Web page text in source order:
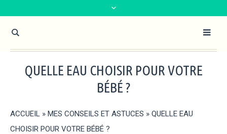
QUELLE EAU CHOISIR POUR VOTRE
BÉBÉ ?
ACCUEIL » MES CONSEILS ET ASTUCES » QUELLE EAU
CHOISIR POUR VOTRE BÉBÉ ?